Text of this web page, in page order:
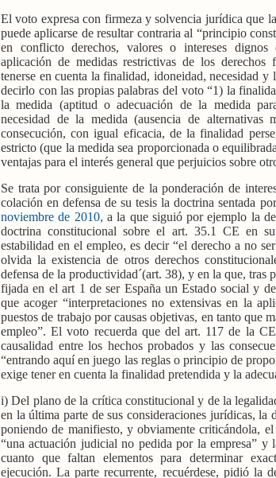
El voto expresa con firmeza y solvencia jurídica que
puede aplicarse de resultar contraria al “principio
en conflicto derechos, valores o intereses
aplicación de medidas restrictivas de los derechos
tenerse en cuenta la finalidad, idoneidad, necesidad
decirlo con las propias palabras del voto “1) la
la medida (aptitud o adecuación de la medida
necesidad de la medida (ausencia de alternativas
consecución, con igual eficacia, de la finalidad
estricto (que la medida sea proporcionada o
ventajas para el interés general que perjuicios sobre
Se trata por consiguiente de la ponderación de
colación en defensa de su tesis la doctrina sentada
noviembre de 2010, a la que siguió por ejemplo la de
doctrina constitucional sobre el art. 35.1 CE en
estabilidad en el empleo, es decir “el derecho a no
olvida la existencia de otros derechos
defensa de la productividad´(art. 38), y en la que, tras
fijada en el art 1 de ser España un Estado social y
que acoger “interpretaciones no extensivas en la
puestos de trabajo por causas objetivas, en tanto que
empleo”. El voto recuerda que del art. 117 de la
causalidad entre los hechos probados y las
“entrando aquí en juego las reglas o principio de
exige tener en cuenta la finalidad pretendida y la
i) Del plano de la crítica constitucional y de la
en la última parte de sus consideraciones jurídicas, la
poniendo de manifiesto, y obviamente criticándola,
“una actuación judicial no pedida por la empresa”
cuanto que faltan elementos para determinar
ejecución. La parte recurrente, recuérdese, pidió la